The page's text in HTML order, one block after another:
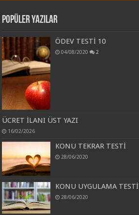
Popüler Yazılar
ÖDEV TESTİ 10
04/08/2020 2
ÜCRET İLANI ÜST YAZI
16/02/2026
KONU TEKRAR TESTİ
28/06/2020
KONU UYGULAMA TESTİ
28/06/2020